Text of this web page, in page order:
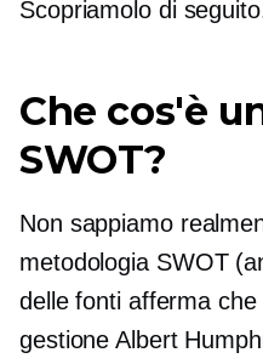
Scopriamolo di
Che cos'è
SWOT?
Non sappiamo
metodologia SWOT
delle fonti afferma
gestione Albert